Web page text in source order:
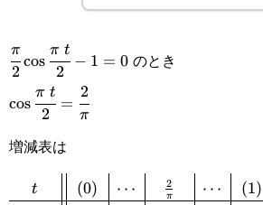
\cfrac{\pi}
{2}\cos\cfrac{\pi t}
{2}-1=0
2
π
cos
2
π t
− 1 = 0のとき
\cos\cfrac{\pi t}
{2}=\cfrac{2}
{\pi}
cos
2
π t
=
π
2
増減表は
\def\arraystretch{1.5}\begin{array}
t
(0)
⋯
π
2
⋯
(1)